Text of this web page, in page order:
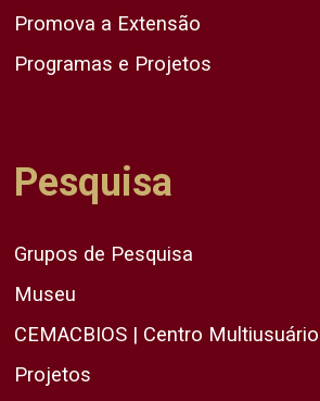
Promova a Extensão
Programas e Projetos
Pesquisa
Grupos de Pesquisa
Museu
CEMACBIOS | Centro Multiusuário
Projetos